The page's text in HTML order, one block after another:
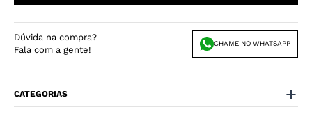
Dúvida na compra?
Fala com a gente!
CHAME NO WHATSAPP
CATEGORIAS